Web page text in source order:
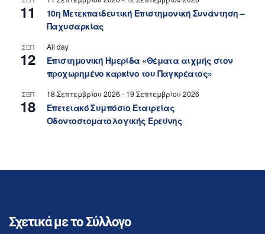
11
10η Μετεκπαιδευτική Επιστημονική Συνάντηση –
Παχυσαρκίας
ΣΕΠ
12
All day
Επιστημονική Ημερίδα «Θέματα αιχμής στον
προχωρημένο καρκίνο του Παγκρέατος»
ΣΕΠ
18
18 Σεπτεμβρίου 2026 - 19 Σεπτεμβρίου 2026
Επετειακό Συμπόσιο Εταιρείας
Οδοντοστοματολογικής Ερεύνης
Σχετικά με το Σύλλογο